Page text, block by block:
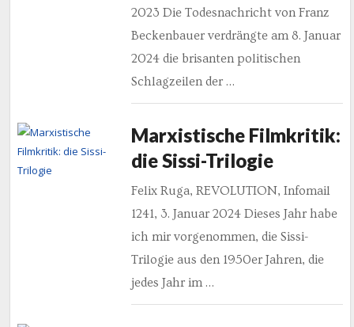
2023 Die Todesnachricht von Franz
Beckenbauer verdrängte am 8. Januar
2024 die brisanten politischen
Schlagzeilen der …
Marxistische Filmkritik:
die Sissi-Trilogie
Felix Ruga, REVOLUTION, Infomail
1241, 3. Januar 2024 Dieses Jahr habe
ich mir vorgenommen, die Sissi-
Trilogie aus den 1950er Jahren, die
jedes Jahr im …